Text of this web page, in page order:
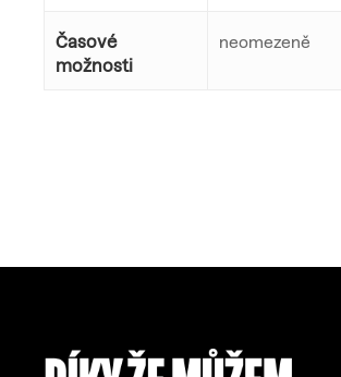
Časové
možnosti
neomezeně